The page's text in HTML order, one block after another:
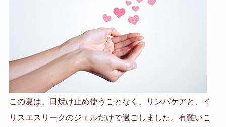
この夏は、日焼け止め使うことなく、リンパケアと、イ
リスエスリークのジェルだけで過ごしました。有難いこ